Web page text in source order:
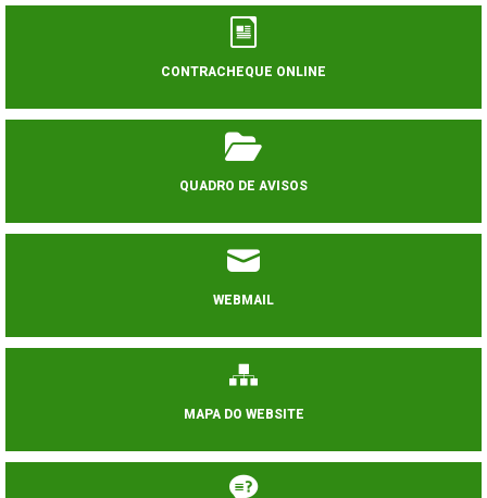
CONTRACHEQUE ONLINE
QUADRO DE AVISOS
WEBMAIL
MAPA DO WEBSITE